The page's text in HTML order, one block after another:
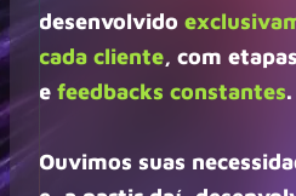
desenvolvido
cada cliente, com
e feedbacks constantes.
Ouvimos suas